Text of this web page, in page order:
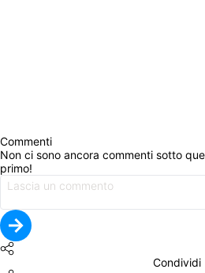
Commenti
Non ci sono ancora commenti sotto
primo!
Condividi